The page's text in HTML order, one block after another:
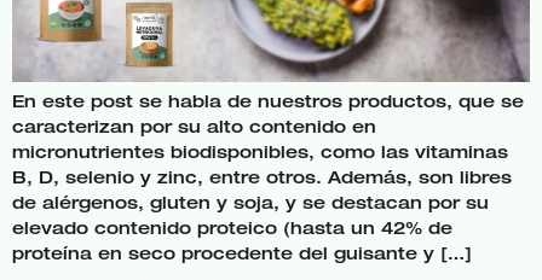
En este post se habla de nuestros productos, que se
caracterizan por su alto contenido en
micronutrientes biodisponibles, como las vitaminas
B, D, selenio y zinc, entre otros. Además, son libres
de alérgenos, gluten y soja, y se destacan por su
elevado contenido proteico (hasta un 42% de
proteína en seco procedente del guisante y […]